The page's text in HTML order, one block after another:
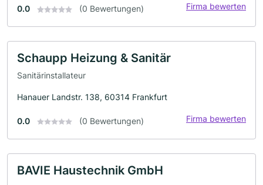
0.0 (0 Bewertungen) Firma bewerten
Schaupp Heizung & Sanitär
Sanitärinstallateur
Hanauer Landstr. 138, 60314 Frankfurt
0.0 (0 Bewertungen) Firma bewerten
BAVIE Haustechnik GmbH